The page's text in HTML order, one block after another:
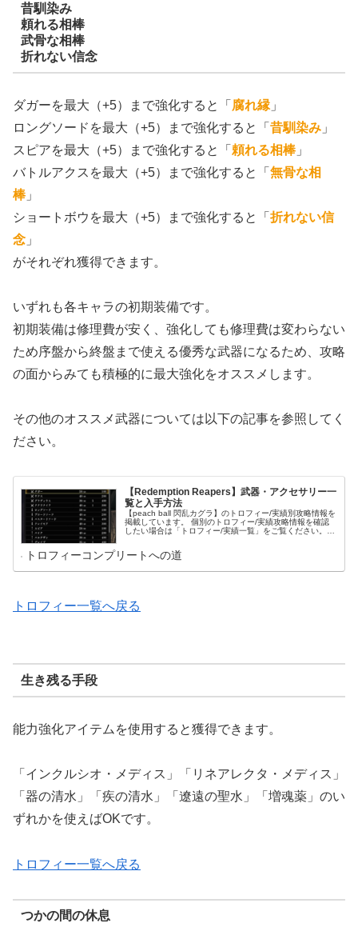
昔馴染み
頼れる相棒
武骨な相棒
折れない信念
ダガーを最大（+5）まで強化すると「 腐れ縁 」
ロングソードを最大（+5）まで強化すると「 昔馴染み 」
スピアを最大（+5）まで強化すると「 頼れる相棒」
バトルアクスを最大（+5）まで強化すると「 無骨な相
棒」
ショートボウを最大（+5）まで強化すると「 折れない信
念 」
がそれぞれ獲得できます。
いずれも各キャラの初期装備です。
初期装備は修理費が安く、強化しても修理費は変わらない
ため序盤から終盤まで使える優秀な武器になるため、攻略
の面からみても積極的に最大強化をオススメします。
その他のオススメ武器については以下の記事を参照してく
ださい。
【Redemption Reapers】武器・アクセサリー一
覧と入手方法
【peach ball 閃乱カグラ】のトロフィー/実績別攻略情報を
掲載しています。 個別のトロフィー/実績攻略情報を確認
したい場合は「トロフィー/実績一覧」をご覧ください。
の攻略情報に移動できます。 これからコンプリート目指し
てプレイされる方は「プレイ方針」をご覧ください。 コン
っています。
トロフィーコンプリートへの道
トロフィー一覧へ戻る
生き残る手段
能力強化アイテムを使用すると獲得できます。
「インクルシオ・メディス」「リネアレクタ・メディス」
「器の清水」「疾の清水」「遼遠の聖水」「増魂薬」のい
ずれかを使えばOKです。
トロフィー一覧へ戻る
つかの間の休息